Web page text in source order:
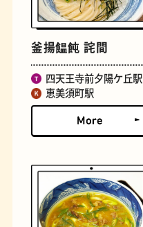
文学碑
ジューススタンド
釜揚饂飩 詫間
四天王寺前夕陽ケ丘駅
恵美須町駅